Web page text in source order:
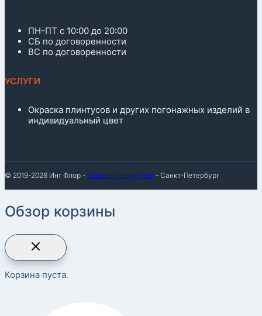
ПН-ПТ с 10:00 до 20:00
СБ по договоренности
ВС по договоренности
УСЛУГИ
Окраска плинтусов и других погонажных изделий в
индивидуальный цвет
© 2019-2026 Инт Флор - Магазин плинтусов - Санкт-Петербург
Обзор корзины
Корзина пуста.